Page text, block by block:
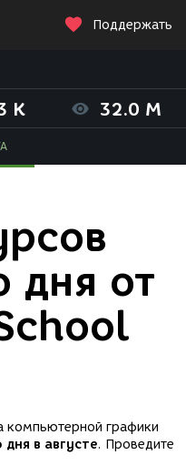
Поддержать
K 32.0 M
дня от
компьютерной графики
в августе. Проведите